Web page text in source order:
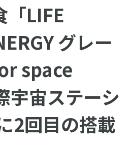
「LIFE
グレー
space
宇宙ステーシ
2回目の搭載